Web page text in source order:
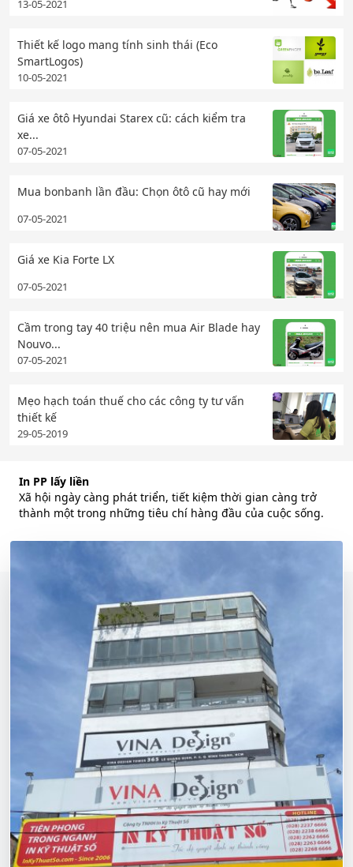
13-05-2021
Thiết kế logo mang tính sinh thái (Eco
SmartLogos)
10-05-2021
Giá xe ôtô Hyundai Starex cũ: cách kiểm tra
xe...
07-05-2021
Mua bonbanh lần đầu: Chọn ôtô cũ hay mới
07-05-2021
Giá xe Kia Forte LX
07-05-2021
Cầm trong tay 40 triệu nên mua Air Blade hay
Nouvo...
07-05-2021
Mẹo hạch toán thuế cho các công ty tư vấn
thiết kế
29-05-2019
In PP lấy liền
Xã hội ngày càng phát triển, tiết kiệm thời gian càng trở
thành một trong những tiêu chí hàng đầu của cuộc sống.